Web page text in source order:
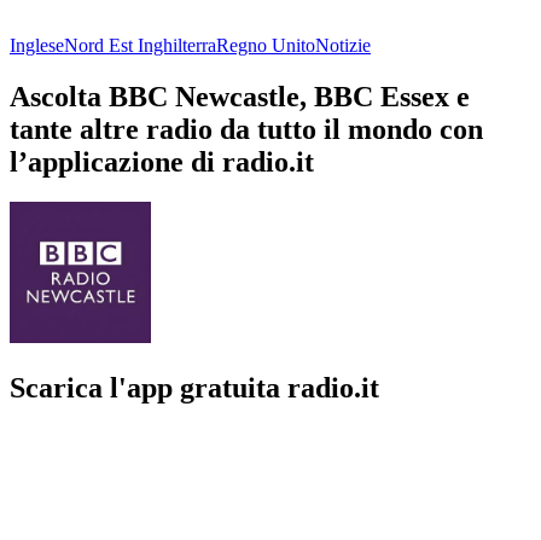
IngleseNord Est InghilterraRegno UnitoNotizie
Ascolta BBC Newcastle, BBC Essex e
tante altre radio da tutto il mondo con
l’applicazione di radio.it
Scarica l'app gratuita radio.it